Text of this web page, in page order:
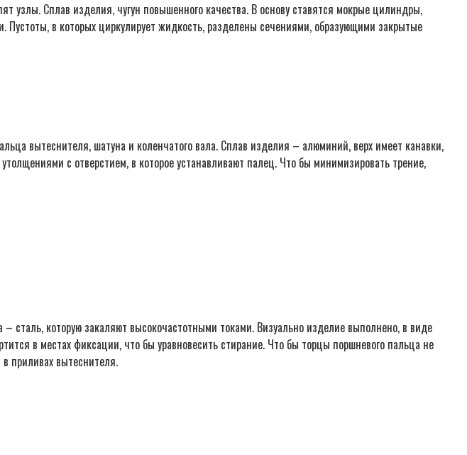
узлы. Сплав изделия, чугун повышенного качества. В основу ставятся мокрые цилиндры,
в которых циркулирует жидкость, разделены сечениями, образующими закрытые
вытеснителя, шатуна и коленчатого вала. Сплав изделия – алюминий, верх имеет канавки,
с отверстием, в которое устанавливают палец. Что бы минимизировать трение,
которую закаляют высокочастотными токами. Визуально изделие выполнено, в виде
в местах фиксации, что бы уравновесить стирание. Что бы торцы поршневого пальца не
приливах вытеснителя.